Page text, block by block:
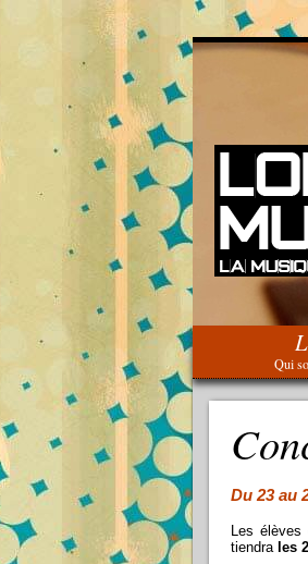
Qui
Du 23 au
Les élèves
tiendra les